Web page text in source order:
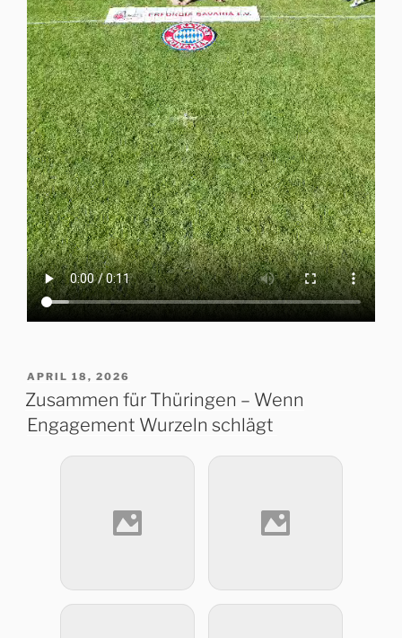
VERÖFFENTLICHT
AM
APRIL 18, 2026
Zusammen für Thüringen – Wenn
Engagement Wurzeln schlägt